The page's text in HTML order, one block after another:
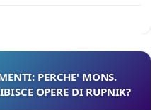
PERCHE' MONS.
OPERE DI RUPNIK?